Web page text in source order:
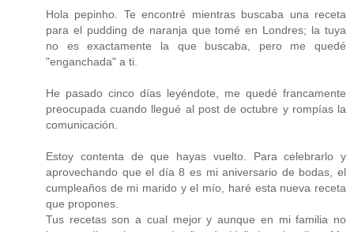
Hola pepinho. Te encontré mientras buscaba una receta
para el pudding de naranja que tomé en Londres; la tuya
no es exactamente la que buscaba, pero me quedé
"enganchada" a ti.
He pasado cinco días leyéndote, me quedé francamente
preocupada cuando llegué al post de octubre y rompías la
comunicación.
Estoy contenta de que hayas vuelto. Para celebrarlo y
aprovechando que el día 8 es mi aniversario de bodas, el
cumpleaños de mi marido y el mío, haré esta nueva receta
que propones.
Tus recetas son a cual mejor y aunque en mi familia no